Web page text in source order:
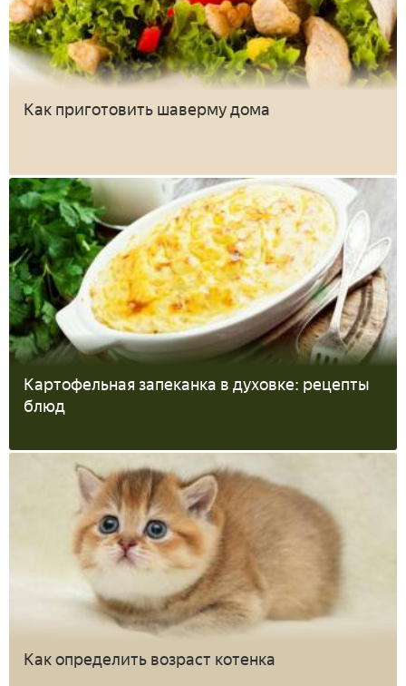
Как приготовить шаверму дома
Картофельная запеканка в духовке: рецепты
блюд
Как определить возраст котенка